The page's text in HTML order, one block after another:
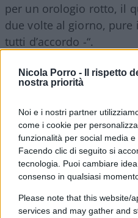
Nicola Porro -
Il rispetto
nostra priorità
Noi e i nostri partner
come i cookie per
funzionalità per social media
Facendo clic di seguito si
tecnologia. Puoi cambiare
consenso in qualsiasi
Please note that this website/
services and may gather and
per un orologio rotto, il
due volte al giorno, pure
tutti d’accordo -“.
Ma ecco che, come i
politicamente affiatati
“non allineata”. Infatti
immediatamente a
del Pd “abbia fatto
come dire, l’uso
quasi come unica voce
punto lo interrompe